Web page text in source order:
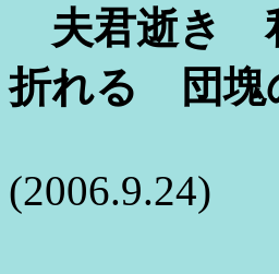
夫君逝き
折れる 団塊
(2006.9.24)